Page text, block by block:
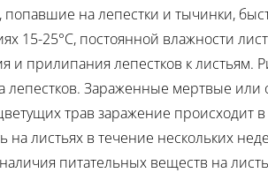
на лепестки и тычинки,
15-25°C, постоянной влажности
и прилипания лепестков к листьям.
лепестков. Зараженные мертвые
трав заражение происходит
листьях в течение нескольких
питательных веществ на